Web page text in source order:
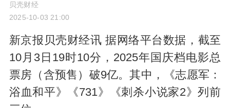
贝壳财经
2025-10-03 21:00
新京报贝壳财经讯 据网络平台数据，截至
10月3日19时10分，2025年国庆档电影总
票房（含预售）破9亿。其中，《志愿军：
浴血和平》《731》《刺杀小说家2》列前